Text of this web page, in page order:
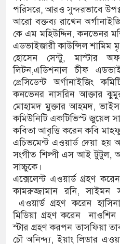
পরিসরে, আরও সুন্দরভাবে
আরো বক্তব্য রাখেন
কে এম মহিউদ্দিন, কনভেনর
এডভাইজারী কাউন্সিল শামিম
হোসেন সেন্টু, মাস্টার অফ
লিটন,এডিশনাল চীফ
প্রেসিডেন্ট অর্গানাইজিং
কনভেনর নাসরিন আক্তার
মোহামদ মুক্তার আহমদ, ভাইস
কমিউনিটি একটিভিস্ট জুয়েল
কবিতা আবৃত্তি করেন কবি
এচিভমেন্ট এওয়ার্ড দেয়া হয়
সংগীত শিল্পী এস আই টুটুল,
সাচ্চুকে।
এক্সেলেন্ট এওয়ার্ড গ্রহণ
কামরুজ্জামান রনি, সাইমন
এওয়ার্ড গ্রহণ করেন
মিডিয়া গ্রহণ করেন
স্টার গ্রহণ করপন তাসফিয়া
চৌ অনিন্দ্য, ইয়াং লিডার